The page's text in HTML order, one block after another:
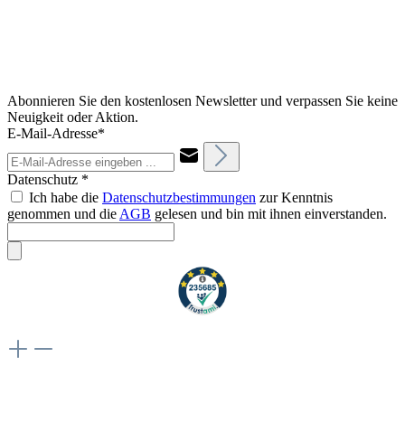
Abonnieren Sie den kostenlosen Newsletter und verpassen Sie keine
Neuigkeit oder Aktion.
E-Mail-Adresse*
Datenschutz *
Ich habe die Datenschutzbestimmungen zur Kenntnis
genommen und die AGB gelesen und bin mit ihnen einverstanden.